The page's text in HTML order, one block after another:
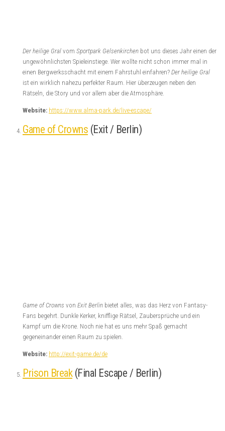
Der heilige Gral vom Sportpark Gelsenkirchen bot uns dieses Jahr einen der
ungewöhnlichsten Spieleinstiege. Wer wollte nicht schon immer mal in
einen Bergwerksschacht mit einem Fahrstuhl einfahren? Der heilige Gral
ist ein wirklich nahezu perfekter Raum. Hier überzeugen neben den
Rätseln, die Story und vor allem aber die Atmosphäre.
Website: https://www.alma-park.de/live-escape/
Game of Crowns (Exit / Berlin)
Game of Crowns von Exit Berlin bietet alles, was das Herz von Fantasy-
Fans begehrt. Dunkle Kerker, knifflige Rätsel, Zaubersprüche und ein
Kampf um die Krone. Noch nie hat es uns mehr Spaß gemacht
gegeneinander einen Raum zu spielen.
Website: http://exit-game.de/de
Prison Break(Final Escape / Berlin)